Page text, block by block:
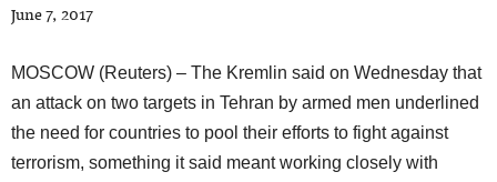
June 7, 2017
MOSCOW (Reuters) – The Kremlin said on Wednesday that
an attack on two targets in Tehran by armed men underlined
the need for countries to pool their efforts to fight against
terrorism, something it said meant working closely with